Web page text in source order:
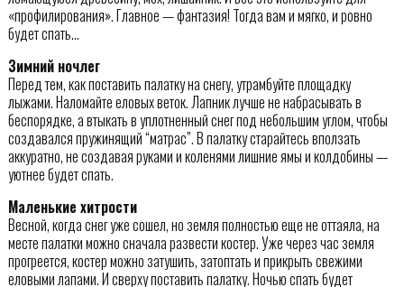
«профилирования». Главное — фантазия! Тогда вам и мягко, и ровно
будет спать…
Зимний ночлег
Перед тем, как поставить палатку на снегу, утрамбуйте площадку
лыжами. Наломайте еловых веток. Лапник лучше не набрасывать в
беспорядке, а втыкать в уплотненный снег под небольшим углом, чтобы
создавался пружинящий “матрас”. В палатку старайтесь вползать
аккуратно, не создавая руками и коленями лишние ямы и колдобины —
уютнее будет спать.
Маленькие хитрости
Весной, когда снег уже сошел, но земля полностью еще не оттаяла, на
месте палатки можно сначала развести костер. Уже через час земля
прогреется, костер можно затушить, затоптать и прикрыть свежими
еловыми лапами. И сверху поставить палатку. Ночью спать будет